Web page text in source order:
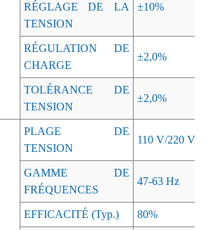
RÉGLAGE DE LA
TENSION
±10%
RÉGULATION DE
CHARGE
±2,0%
TOLÉRANCE DE
TENSION
±2,0%
PLAGE DE
TENSION
110 V/220 V
GAMME DE
FRÉQUENCES
47-63 Hz
EFFICACITÉ (Typ.) 80%